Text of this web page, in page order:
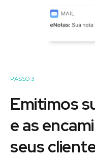
PASSO 3
Emitimos
e as
seus